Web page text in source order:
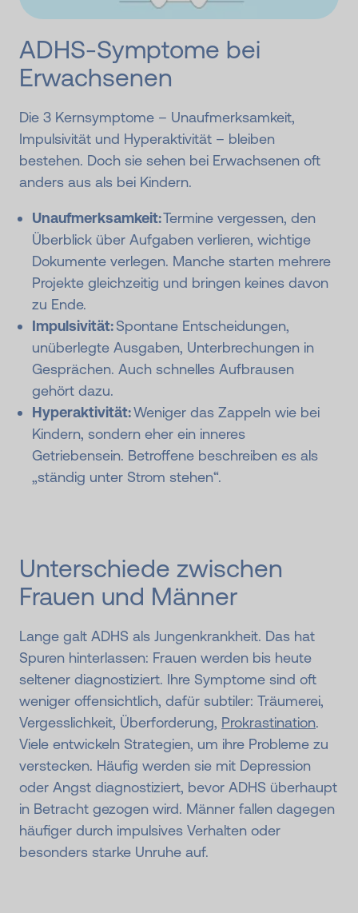
ADHS-Symptome bei
Erwachsenen
Die 3 Kernsymptome – Unaufmerksamkeit,
Impulsivität und Hyperaktivität – bleiben
bestehen. Doch sie sehen bei Erwachsenen oft
anders aus als bei Kindern.
Unaufmerksamkeit:Termine vergessen, den
Überblick über Aufgaben verlieren, wichtige
Dokumente verlegen. Manche starten mehrere
Projekte gleichzeitig und bringen keines davon
zu Ende.
Impulsivität:Spontane Entscheidungen,
unüberlegte Ausgaben, Unterbrechungen in
Gesprächen. Auch schnelles Aufbrausen
gehört dazu.
Hyperaktivität:Weniger das Zappeln wie bei
Kindern, sondern eher ein inneres
Getriebensein. Betroffene beschreiben es als
„ständig unter Strom stehen“.
Unterschiede zwischen
Frauen und Männer
Lange galt ADHS als Jungenkrankheit. Das hat
Spuren hinterlassen: Frauen werden bis heute
seltener diagnostiziert. Ihre Symptome sind oft
weniger offensichtlich, dafür subtiler: Träumerei,
Vergesslichkeit, Überforderung, Prokrastination.
Viele entwickeln Strategien, um ihre Probleme zu
verstecken. Häufig werden sie mit Depression
oder Angst diagnostiziert, bevor ADHS überhaupt
in Betracht gezogen wird. Männer fallen dagegen
häufiger durch impulsives Verhalten oder
besonders starke Unruhe auf.